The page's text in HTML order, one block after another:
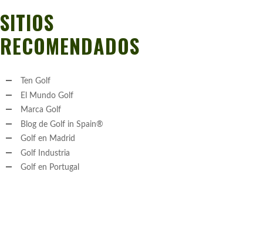
SITIOS
RECOMENDADOS
Ten Golf
El Mundo Golf
Marca Golf
Blog de Golf in Spain®
Golf en Madrid
Golf Industria
Golf en Portugal